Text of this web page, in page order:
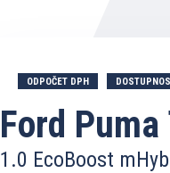
ODPOČET DPH
Ford
1.0 EcoBoost